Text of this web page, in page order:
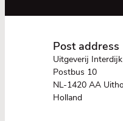
Post address
Uitgeverij
Postbus 10
NL-1420 AA
Holland